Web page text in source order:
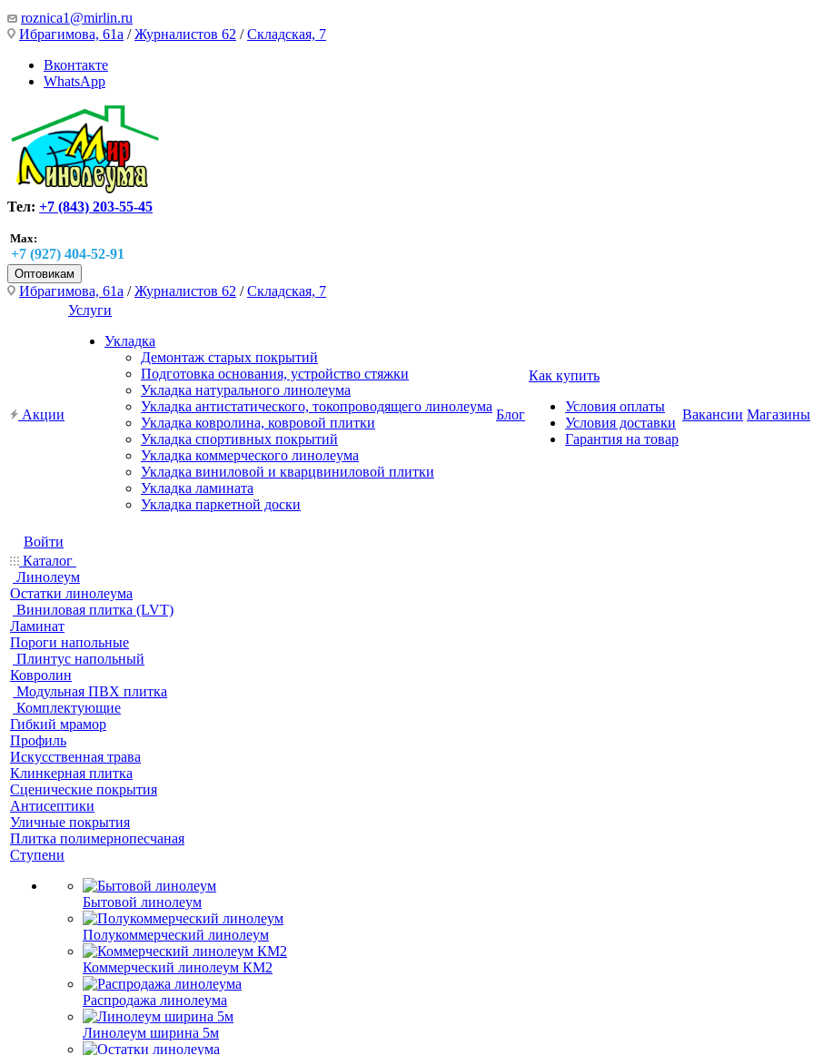
roznica1@mirlin.ru
Ибрагимова, 61а /Журналистов 62 /Складская, 7
Вконтакте
WhatsApp
Тел: +7 (843) 203-55-45
Max:
+7 (927) 404-52-91
Оптовикам
Ибрагимова, 61а /Журналистов 62 /Складская, 7
Акции
Услуги
Укладка
Демонтаж старых покрытий
Подготовка основания, устройство стяжки
Укладка натурального линолеума
Укладка антистатического, токопроводящего линолеума
Укладка ковролина, ковровой плитки
Укладка спортивных покрытий
Укладка коммерческого линолеума
Укладка виниловой и кварцвиниловой плитки
Укладка ламината
Укладка паркетной доски
Блог
Как купить
Условия оплаты
Условия доставки
Гарантия на товар
Вакансии Магазины
Войти
Каталог
Линолеум
Остатки линолеума
Виниловая плитка (LVT)
Ламинат
Пороги напольные
Плинтус напольный
Ковролин
Модульная ПВХ плитка
Комплектующие
Гибкий мрамор
Профиль
Искусственная трава
Клинкерная плитка
Сценические покрытия
Антисептики
Уличные покрытия
Плитка полимернопесчаная
Ступени
Бытовой линолеум
Полукоммерческий линолеум
Коммерческий линолеум КМ2
Распродажа линолеума
Линолеум ширина 5м